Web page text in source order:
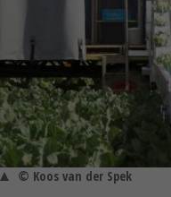
© Koos van der Spek